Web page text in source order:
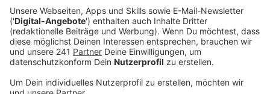
Veröffentlicht:Montag, 07.10.2024 10:23
Anzeige
Am Montag jährt sich der Angriff der Hamas auf Israel